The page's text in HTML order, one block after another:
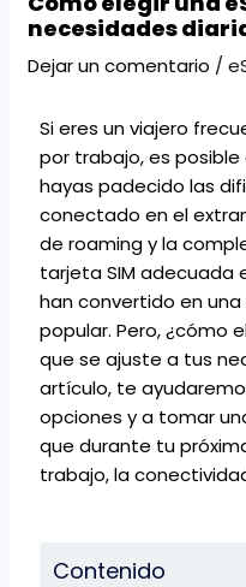
necesidades
Dejar un comentario /
Si eres un viajero
por trabajo, es
hayas padecido las
conectado en el
de roaming y la
tarjeta SIM adecuada
han convertido en
popular. Pero, ¿cómo
que se ajuste a tus
artículo, te
opciones y a tomar
que durante tu
trabajo, la
Contenido